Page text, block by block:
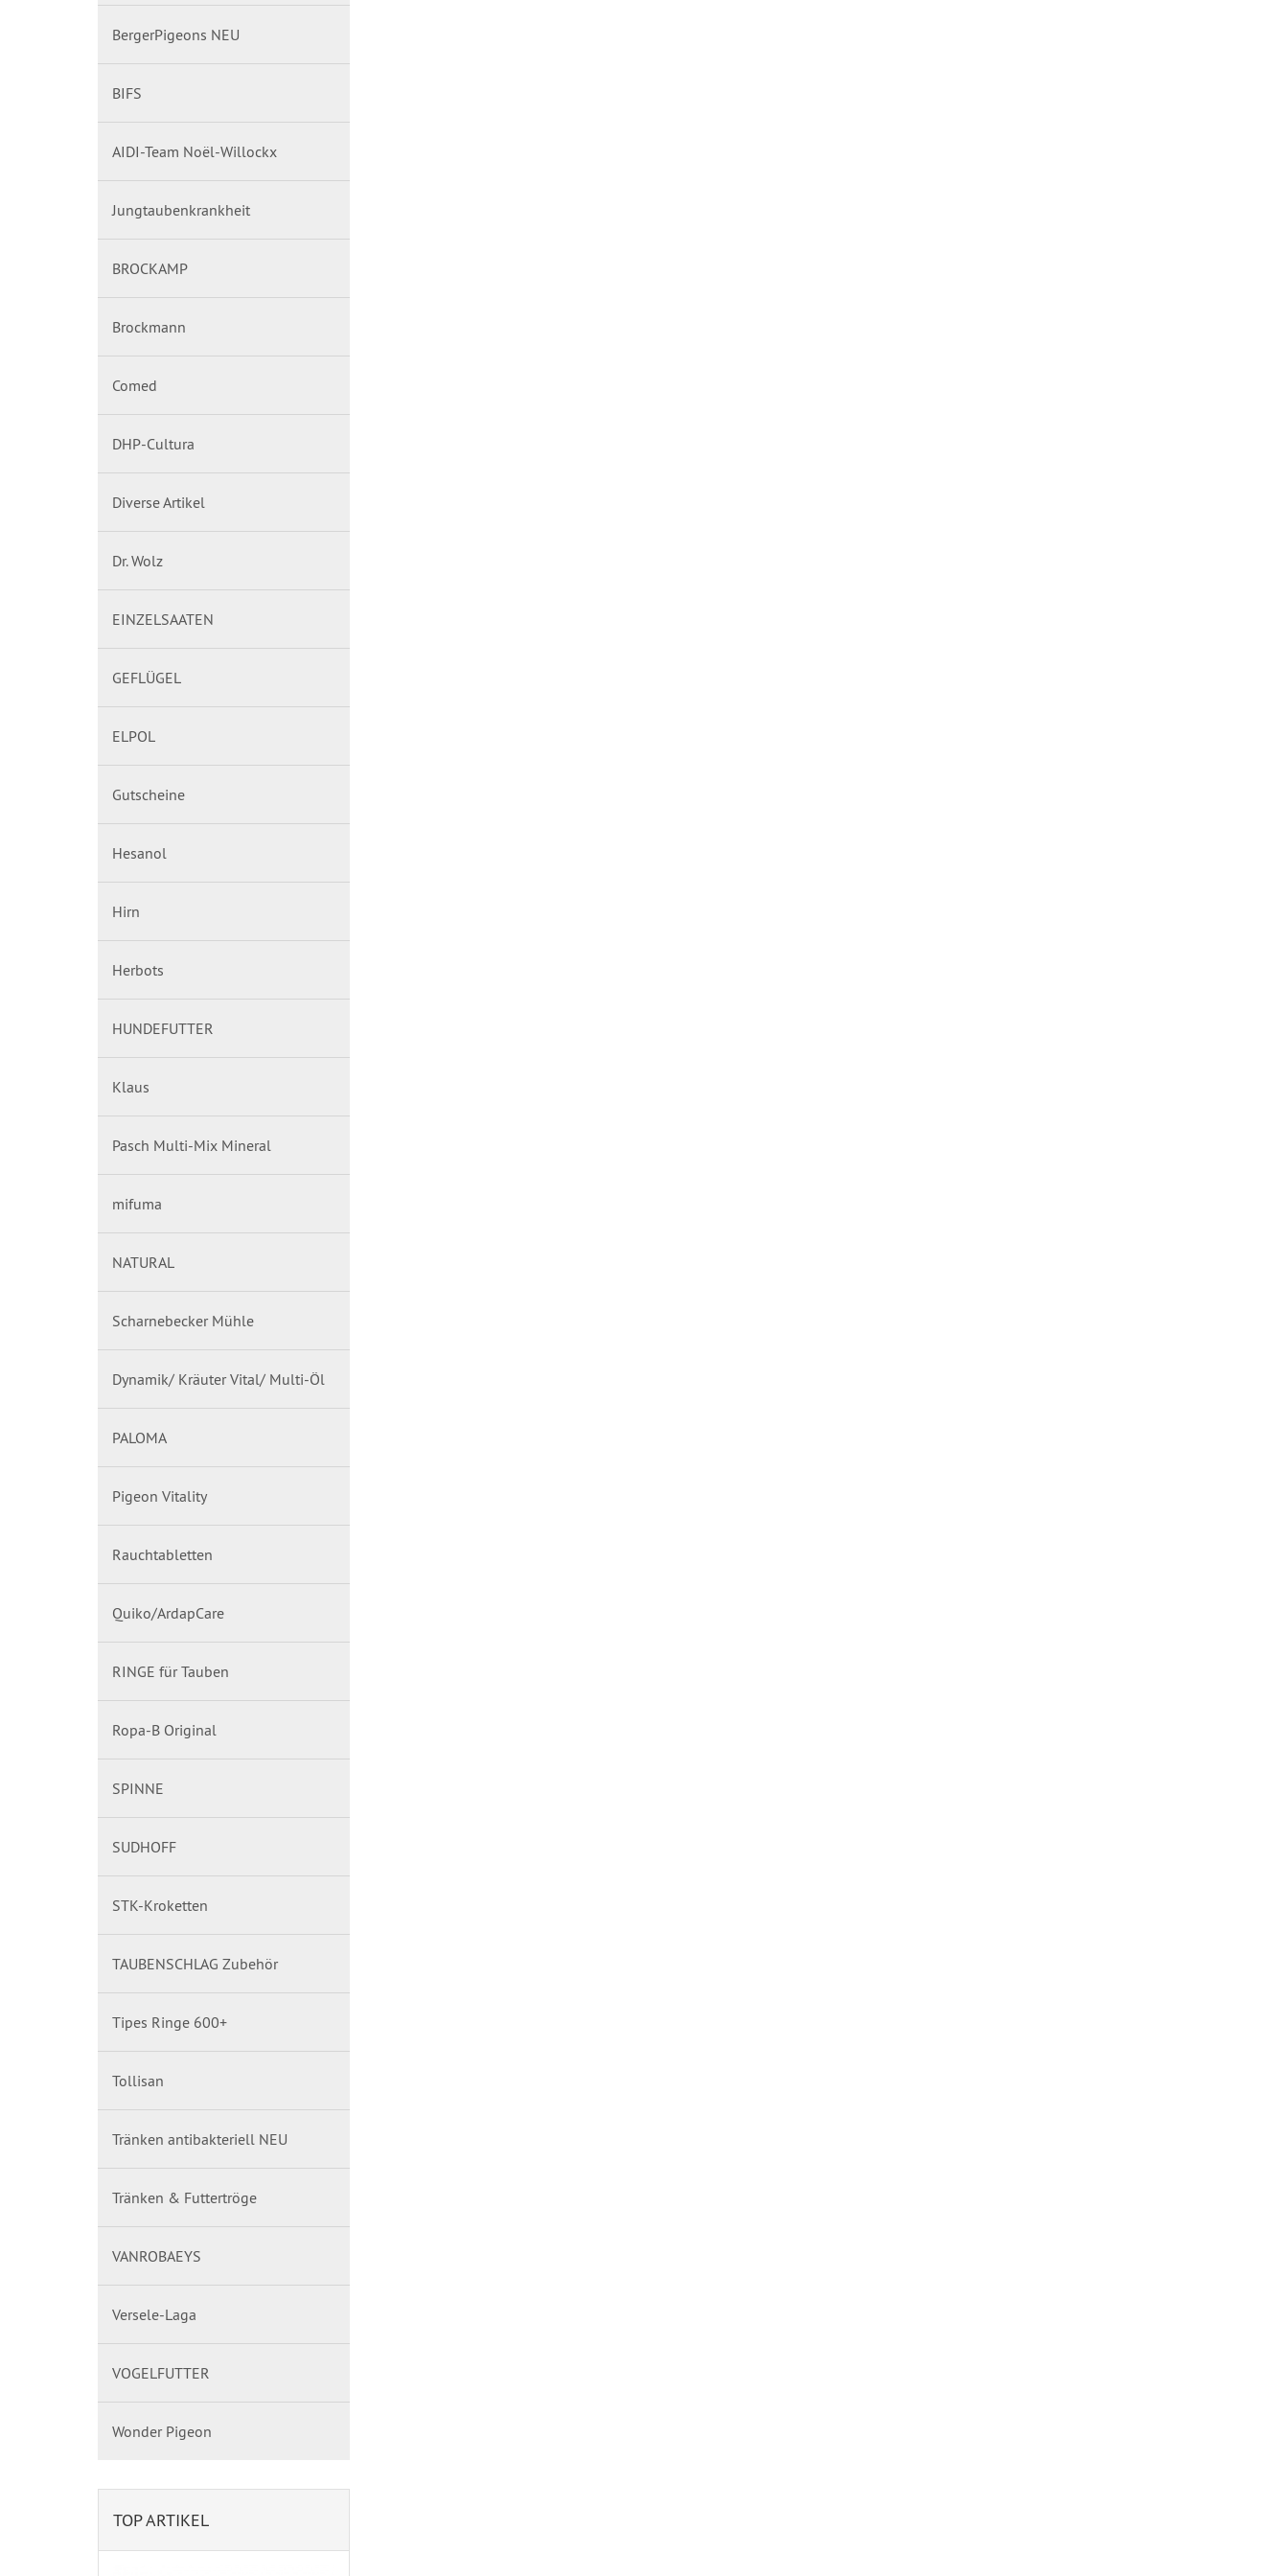
BergerPigeons NEU
BIFS
AIDI-Team Noël-Willockx
Jungtaubenkrankheit
BROCKAMP
Brockmann
Comed
DHP-Cultura
Diverse Artikel
Dr. Wolz
EINZELSAATEN
GEFLÜGEL
ELPOL
Gutscheine
Hesanol
Hirn
Herbots
HUNDEFUTTER
Klaus
Pasch Multi-Mix Mineral
mifuma
NATURAL
Scharnebecker Mühle
Dynamik/ Kräuter Vital/ Multi-Öl
PALOMA
Pigeon Vitality
Rauchtabletten
Quiko/ArdapCare
RINGE für Tauben
Ropa-B Original
SPINNE
SUDHOFF
STK-Kroketten
TAUBENSCHLAG Zubehör
Tipes Ringe 600+
Tollisan
Tränken antibakteriell NEU
Tränken & Futtertröge
VANROBAEYS
Versele-Laga
VOGELFUTTER
Wonder Pigeon
TOP ARTIKEL